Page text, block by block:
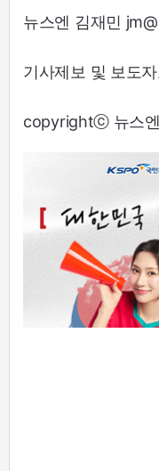
뉴스엔 김재민 jm@
기사제보 및 보도
copyrightⓒ 뉴스엔